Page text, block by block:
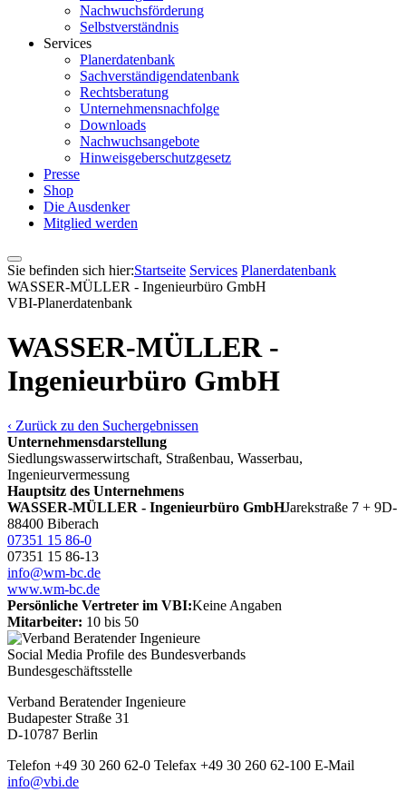
Nachwuchsförderung
Selbstverständnis
Services
Planerdatenbank
Sachverständigendatenbank
Rechtsberatung
Unternehmensnachfolge
Downloads
Nachwuchsangebote
Hinweisgeberschutzgesetz
Presse
Shop
Die Ausdenker
Mitglied werden
Sie befinden sich hier:Startseite Services Pla­ner­daten­bank
WASSER-MÜLLER - Ingenieurbüro GmbH
VBI-Pla­ner­daten­bank
WASSER-MÜLLER -
Ingenieurbüro GmbH
‹ Zurück zu den Suchergebnissen
Unternehmensdarstellung
Siedlungswasserwirtschaft, Straßenbau, Wasserbau,
Ingenieurvermessung
Hauptsitz des Unternehmens
WASSER-MÜLLER - Ingenieurbüro GmbHJarekstraße 7 + 9D-
88400 Biberach
07351 15 86-0
07351 15 86-13
info@wm-bc.de
www.wm-bc.de
Persönliche Vertreter im VBI:Keine Angaben
Mitarbeiter: 10 bis 50
Social Media Profile des Bundesverbands
Bundesgeschäftsstelle
Verband Beratender Ingenieure
Budapester Straße 31
D-10787 Berlin
Telefon +49 30 260 62-0 Telefax +49 30 260 62-100 E-Mail
info@vbi.de